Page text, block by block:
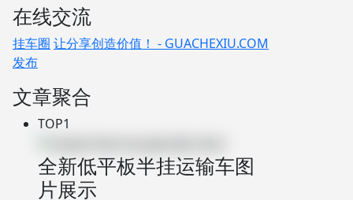
在线交流
挂车圈 让分享创造价值！ - GUACHEXIU.COM
发布
文章聚合
TOP1
全新低平板半挂运输车图
片展示